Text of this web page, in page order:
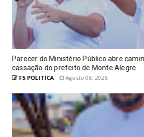
Parecer do Ministério Público abre
cassação do prefeito de Monte Alegre
F5 POLITICA Agosto 08, 2026